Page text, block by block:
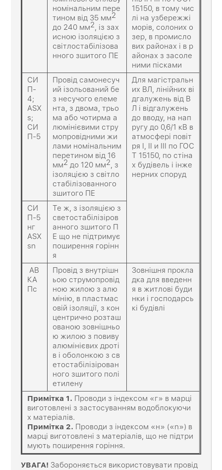
номінальним пере
тином від 35 мм2
до 240 мм2 , із зах
исною ізоляцією з
світлостабілізова
нного зшитого ПЕ
15150, в тому чис
лі на узбережжі
морів, солоних о
зер, в промисло
вих районах і в р
айонах з засоле
ними пісками
СИ
П-
4;
ASX
s;
СИ
П-5
Провід самонесуч
ий ізольований бе
з несучого елеме
нта, з двома, трьо
ма або чотирма а
люмінієвими стру
мопровідними жи
лами номінальним
перетином від 16
мм2 до 120 мм2 , з
ізоляцією з світло
стабілізованного
зшитого ПЕ
Для магістральн
их ВЛ, лінійних ві
дгалужень від В
Л і відгалужень
до вводу, на нап
ругу до 0,6/1 кВ в
атмосфері повіт
ря I, II и III по ГОС
Т 15150, по стіна
х будівель і інже
нерних споруд
СИ
П-5
нг
ASX
sn
Те ж, з ізоляцією з
светостабілізіров
анного зшитого П
Е що не підтримує
поширення горінн
я
АВ
КА
Пс
Провід з внутрішн
ьою струмопровід
ною жилою з алю
мінію, в пластмас
овій ізоляції, з кон
центрично розташ
ованою зовнішньо
ю жилою з повиву
алюмінієвих дроті
в і оболонкою з св
етостабілізірован
ного зшитого полі
етилену
Зовнішня прокла
дка для введенн
я в житлові буди
нки і господарсь
кі будівлі
Примітка 1. Проводи з індексом «г» в марці
виготовлені з застосуванням водоблокуючи
х матеріалів.
Примітка 2. Проводи з індексом «н» («n») в
марці виготовлені з матеріалів, що не підтри
мують поширення горіння.
УВАГА! Забороняється використовувати провід